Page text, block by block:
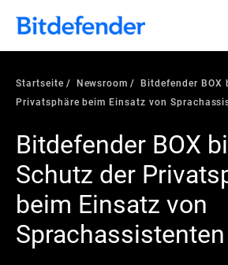
Startseite Newsroom
Bitdefender BOX
Privatsphäre beim Einsatz von
Bitdefender BOX
Schutz der
beim Einsatz von
Sprachassistenten